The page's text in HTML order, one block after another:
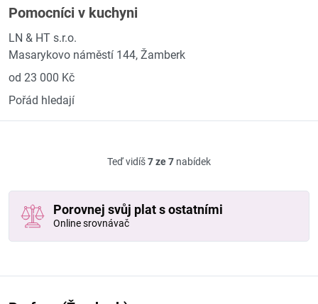
Pomocníci v kuchyni
LN & HT s.r.o.
Masarykovo náměstí 144, Žamberk
od 23 000 Kč
Pořád hledají
Teď vidíš7 ze 7 nabídek
Porovnej svůj plat s ostatními
Online srovnávač